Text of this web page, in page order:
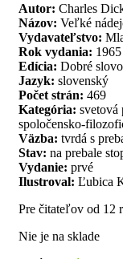
Autor: Charles
Názov: Veľké
Vydavateľstvo:
Rok vydania: 1965
Edícia: Dobré slovo
Jazyk: slovenský
Počet strán: 469
Kategória: svetová
spoločensko-
Väzba: tvrdá s
Stav: na prebale
Vydanie: prvé
Ilustroval: Ľubica
Pre čitateľov od 12
Nie je na sklade